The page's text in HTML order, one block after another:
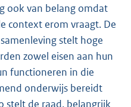
ook van belang omdat
context erom vraagt. De
stelt hoge
zowel eisen aan hun
functioneren in die
onderwijs bereidt
stelt de raad, belangrijk